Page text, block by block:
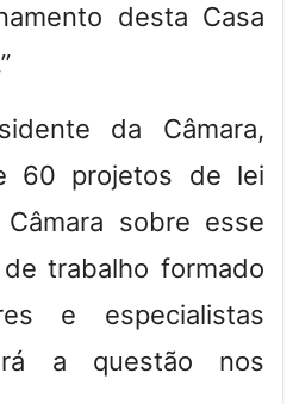
desta Casa
da Câmara,
60 projetos de lei
sobre esse
trabalho formado
e especialistas
a questão nos